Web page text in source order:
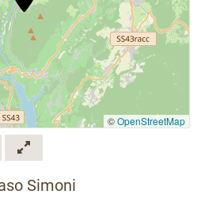
©OpenStreetMap
Simoni